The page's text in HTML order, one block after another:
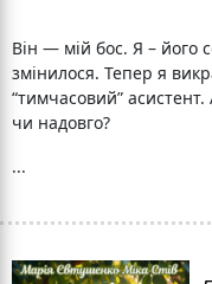
Він — мій бос. Я – його
змінилося. Тепер я
“тимчасовий”
чи надовго?
...